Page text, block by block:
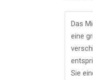
Das
eine
Sie